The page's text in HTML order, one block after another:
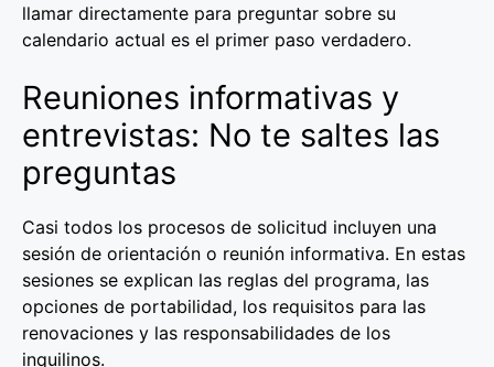
llamar directamente para preguntar sobre su
calendario actual es el primer paso verdadero.
Reuniones informativas y
entrevistas: No te saltes las
preguntas
Casi todos los procesos de solicitud incluyen una
sesión de orientación o reunión informativa. En estas
sesiones se explican las reglas del programa, las
opciones de portabilidad, los requisitos para las
renovaciones y las responsabilidades de los
inquilinos.